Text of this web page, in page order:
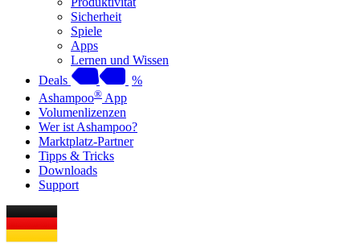
Sicherheit
Spiele
Apps
Lernen und Wissen
Deals
%
Ashampoo® App
Volumenlizenzen
Wer ist Ashampoo?
Marktplatz-Partner
Tipps & Tricks
Downloads
Support